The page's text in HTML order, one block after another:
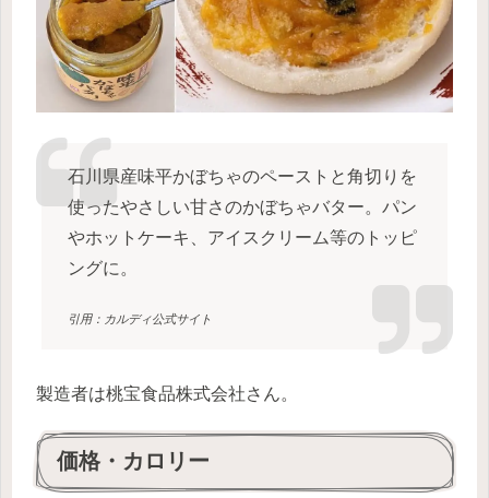
石川県産味平かぼちゃのペーストと角切りを
使ったやさしい甘さのかぼちゃバター。パン
やホットケーキ、アイスクリーム等のトッピ
ングに。
引用：カルディ公式サイト
製造者は桃宝食品株式会社さん。
価格・カロリー